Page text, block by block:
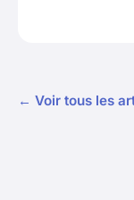
← Voir tous les